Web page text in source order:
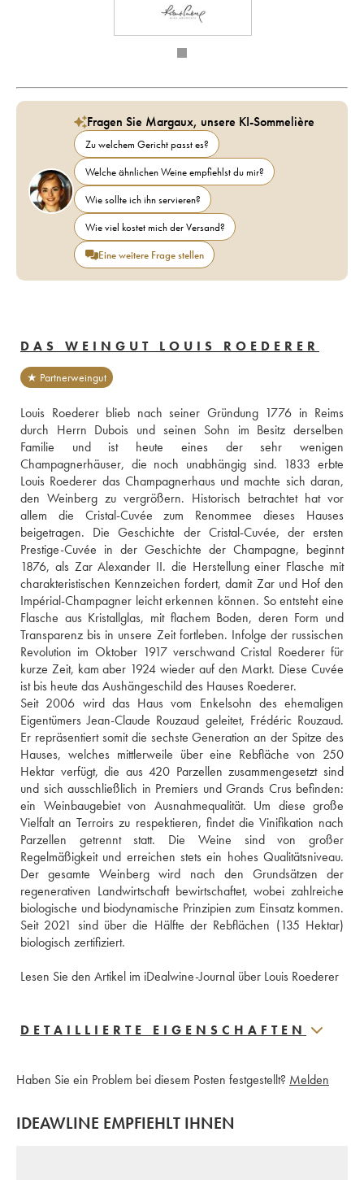
Fragen Sie Margaux, unsere KI-Sommelière
Zu welchem Gericht passt es?
Welche ähnlichen Weine empfiehlst du mir?
Wie sollte ich ihn servieren?
Wie viel kostet mich der Versand?
Eine weitere Frage stellen
DAS WEINGUT LOUIS ROEDERER
★ Partnerweingut
Louis Roederer blieb nach seiner Gründung 1776 in Reims
durch Herrn Dubois und seinen Sohn im Besitz derselben
Familie und ist heute eines der sehr wenigen
Champagnerhäuser, die noch unabhängig sind. 1833 erbte
Louis Roederer das Champagnerhaus und machte sich daran,
den Weinberg zu vergrößern. Historisch betrachtet hat vor
allem die Cristal-Cuvée zum Renommee dieses Hauses
beigetragen. Die Geschichte der Cristal-Cuvée, der ersten
Prestige-Cuvée in der Geschichte der Champagne, beginnt
1876, als Zar Alexander II. die Herstellung einer Flasche mit
charakteristischen Kennzeichen fordert, damit Zar und Hof den
Impérial-Champagner leicht erkennen können. So entsteht eine
Flasche aus Kristallglas, mit flachem Boden, deren Form und
Transparenz bis in unsere Zeit fortleben. Infolge der russischen
Revolution im Oktober 1917 verschwand Cristal Roederer für
kurze Zeit, kam aber 1924 wieder auf den Markt. Diese Cuvée
ist bis heute das Aushängeschild des Hauses Roederer.
Seit 2006 wird das Haus vom Enkelsohn des ehemaligen
Eigentümers Jean-Claude Rouzaud geleitet, Frédéric Rouzaud.
Er repräsentiert somit die sechste Generation an der Spitze des
Hauses, welches mittlerweile über eine Rebfläche von 250
Hektar verfügt, die aus 420 Parzellen zusammengesetzt sind
und sich ausschließlich in Premiers und Grands Crus befinden:
ein Weinbaugebiet von Ausnahmequalität. Um diese große
Vielfalt an Terroirs zu respektieren, findet die Vinifikation nach
Parzellen getrennt statt. Die Weine sind von großer
Regelmäßigkeit und erreichen stets ein hohes Qualitätsniveau.
Der gesamte Weinberg wird nach den Grundsätzen der
regenerativen Landwirtschaft bewirtschaftet, wobei zahlreiche
biologische und biodynamische Prinzipien zum Einsatz kommen.
Seit 2021 sind über die Hälfte der Rebflächen (135 Hektar)
biologisch zertifiziert.
Lesen Sie den Artikel im iDealwine-Journal über Louis Roederer
DETAILLIERTE EIGENSCHAFTEN
Haben Sie ein Problem bei diesem Posten festgestellt? Melden
IDEAWLINE EMPFIEHLT IHNEN